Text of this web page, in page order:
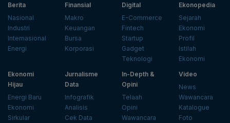
Berita
Nasional
Industri
Internasional
Energi
Finansial
Makro
Keuangan
Bursa
Korporasi
Digital
E-Commerce
Fintech
Startup
Gadget
Teknologi
Ekonopedia
Sejarah
Ekonomi
Profil
Istilah
Ekonomi
Ekonomi
Hijau
Energi Baru
Ekonomi
Sirkular
Jurnalisme
Data
Infografik
Analisis
Cek Data
In-Depth &
Opini
Telaah
Opini
Wawancara
Video
News
Wawancara
Katalogue
Foto